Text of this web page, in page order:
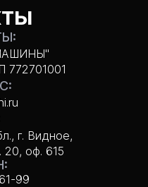
772701001
г. Видное,
оф. 615
99